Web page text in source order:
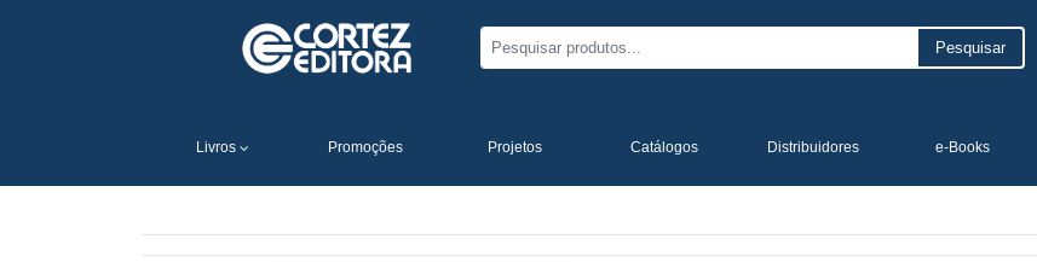
Pesquisar
Livros Promoções Projetos Catálogos Distribuidores e-Books